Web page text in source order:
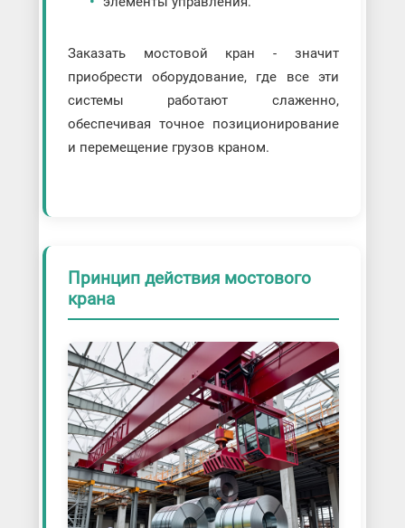
Заказать мостовой кран - значит
приобрести оборудование, где все эти
системы работают слаженно,
обеспечивая точное позиционирование
и перемещение грузов краном.
Принцип действия мостового
крана